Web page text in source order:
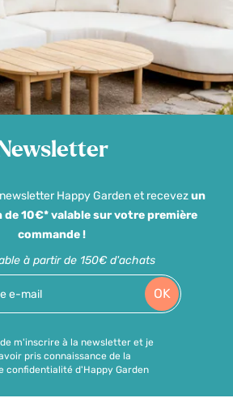
Happy Garden et recevezun
10€* valable sur votre première
commande !
à partir de 150€ d'achats
OK
m'inscrire à la newsletter et je
pris connaissance de la
confidentialité d'Happy Garden